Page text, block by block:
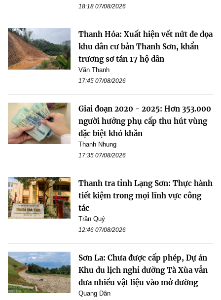
18:18 07/08/2026
Thanh Hóa: Xuất hiện vết nứt đe dọa
khu dân cư bản Thanh Sơn, khẩn
trương sơ tán 17 hộ dân
Văn Thanh
17:45 07/08/2026
Giai đoạn 2020 - 2025: Hơn 353.000
người hưởng phụ cấp thu hút vùng
đặc biệt khó khăn
Thanh Nhung
17:35 07/08/2026
Thanh tra tỉnh Lạng Sơn: Thực hành
tiết kiệm trong mọi lĩnh vực công
tác
Trần Quý
12:46 07/08/2026
Sơn La: Chưa được cấp phép, Dự án
Khu du lịch nghỉ dưỡng Tà Xùa vẫn
đưa nhiều vật liệu vào mở đường
Quang Dân